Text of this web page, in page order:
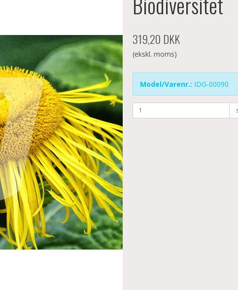
319,20 DKK
(ekskl. moms)
Model/Varenr.: IDG-00090